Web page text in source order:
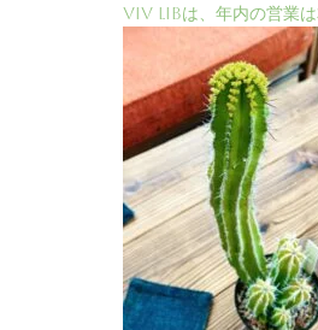
ViV LiBは、年内の営業